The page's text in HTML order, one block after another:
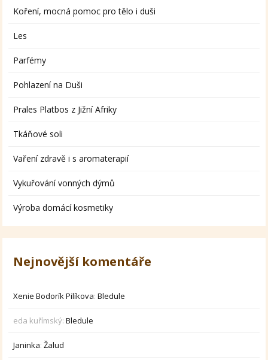
Koření, mocná pomoc pro tělo i duši
Les
Parfémy
Pohlazení na Duši
Prales Platbos z Jižní Afriky
Tkáňové soli
Vaření zdravě i s aromaterapií
Vykuřování vonných dýmů
Výroba domácí kosmetiky
Nejnovější komentáře
Xenie Bodorík Pilíkova:Bledule
eda kuřímský:Bledule
Janinka:Žalud